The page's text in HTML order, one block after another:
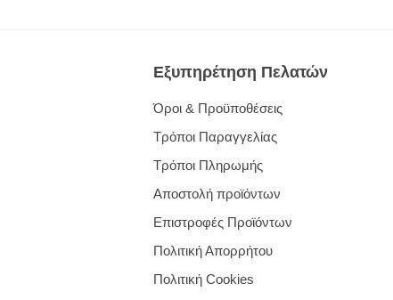
Εξυπηρέτηση Πελατών
Όροι & Προϋποθέσεις
Τρόποι Παραγγελίας
Τρόποι Πληρωμής
Αποστολή προϊόντων
Επιστροφές Προϊόντων
Πολιτική Απορρήτου
Πολιτική Cookies